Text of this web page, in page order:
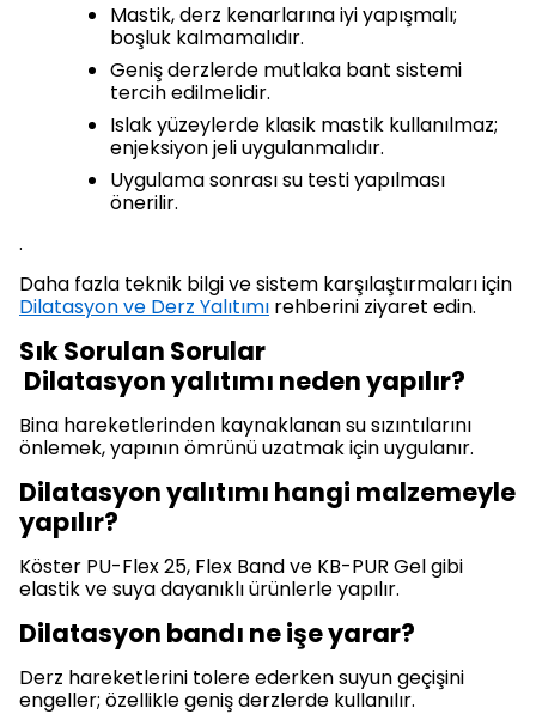
Mastik, derz kenarlarına iyi yapışmalı;
boşluk kalmamalıdır.
Geniş derzlerde mutlaka bant sistemi
tercih edilmelidir.
Islak yüzeylerde klasik mastik kullanılmaz;
enjeksiyon jeli uygulanmalıdır.
Uygulama sonrası su testi yapılması
önerilir.
.
Daha fazla teknik bilgi ve sistem karşılaştırmaları için
Dilatasyon ve Derz Yalıtımı rehberini ziyaret edin.
Sık Sorulan Sorular
Dilatasyon yalıtımı neden yapılır?
Bina hareketlerinden kaynaklanan su sızıntılarını
önlemek, yapının ömrünü uzatmak için uygulanır.
Dilatasyon yalıtımı hangi malzemeyle
yapılır?
Köster PU-Flex 25, Flex Band ve KB-PUR Gel gibi
elastik ve suya dayanıklı ürünlerle yapılır.
Dilatasyon bandı ne işe yarar?
Derz hareketlerini tolere ederken suyun geçişini
engeller; özellikle geniş derzlerde kullanılır.